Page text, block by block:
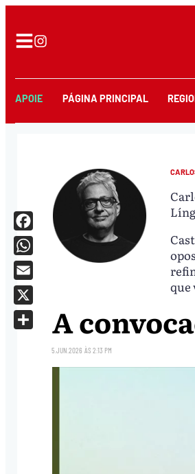
APOIE PÁGINA PRINCIPAL
que
A
5.JUN.2026 ÀS 2:13 PM
Facebook
WhatsApp
Email
X